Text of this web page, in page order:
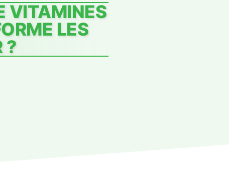
VITAMINES
LES
?